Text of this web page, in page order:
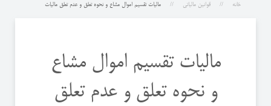
خانه قوانین مالیاتی مالیات تقسیم اموال مشاع و نحوه تعلق و عدم تعلق مالیات
مالیات تقسیم اموال مشاع
و نحوه تعلق و عدم تعلق